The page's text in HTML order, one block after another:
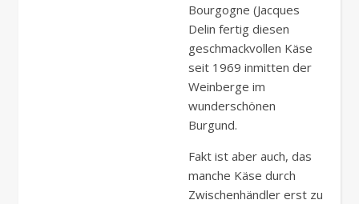
Bourgogne (Jacques
Delin fertig diesen
geschmackvollen Käse
seit 1969 inmitten der
Weinberge im
wunderschönen
Burgund.
Fakt ist aber auch, das
manche Käse durch
Zwischenhändler erst zu